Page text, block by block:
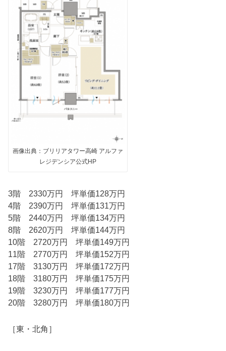
画像出典：ブリリアタワー高崎 アルファ
レジデンシア公式HP
3階 2330万円 坪単価128万円
4階 2390万円 坪単価131万円
5階 2440万円 坪単価134万円
8階 2620万円 坪単価144万円
10階 2720万円 坪単価149万円
11階 2770万円 坪単価152万円
17階 3130万円 坪単価172万円
18階 3180万円 坪単価175万円
19階 3230万円 坪単価177万円
20階 3280万円 坪単価180万円
［東・北角］